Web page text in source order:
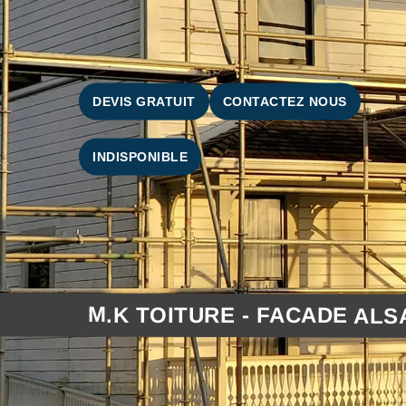
DEVIS GRATUIT CONTACTEZ NOUS
INDISPONIBLE
M.K TOITURE - FACADE